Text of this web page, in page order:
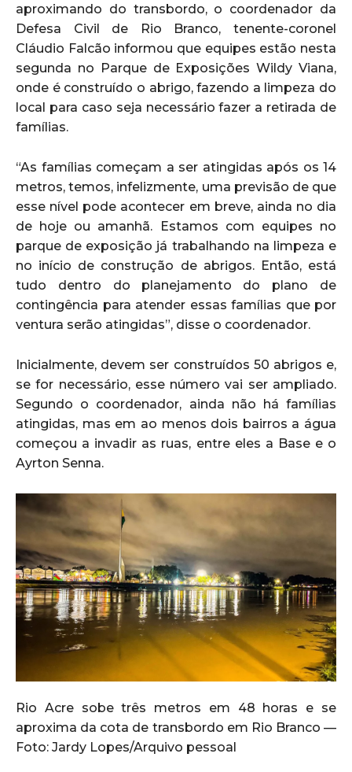
aproximando do transbordo, o coordenador da
Defesa Civil de Rio Branco, tenente-coronel
Cláudio Falcão informou que equipes estão nesta
segunda no Parque de Exposições Wildy Viana,
onde é construído o abrigo, fazendo a limpeza do
local para caso seja necessário fazer a retirada de
famílias.
“As famílias começam a ser atingidas após os 14
metros, temos, infelizmente, uma previsão de que
esse nível pode acontecer em breve, ainda no dia
de hoje ou amanhã. Estamos com equipes no
parque de exposição já trabalhando na limpeza e
no início de construção de abrigos. Então, está
tudo dentro do planejamento do plano de
contingência para atender essas famílias que por
ventura serão atingidas”, disse o coordenador.
Inicialmente, devem ser construídos 50 abrigos e,
se for necessário, esse número vai ser ampliado.
Segundo o coordenador, ainda não há famílias
atingidas, mas em ao menos dois bairros a água
começou a invadir as ruas, entre eles a Base e o
Ayrton Senna.
Rio Acre sobe três metros em 48 horas e se
aproxima da cota de transbordo em Rio Branco —
Foto: Jardy Lopes/Arquivo pessoal